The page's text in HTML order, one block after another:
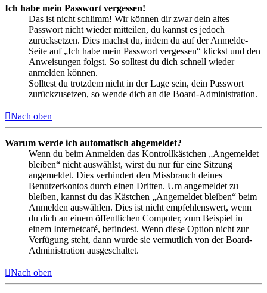
Ich habe mein Passwort vergessen!
Das ist nicht schlimm! Wir können dir zwar dein altes
Passwort nicht wieder mitteilen, du kannst es jedoch
zurücksetzen. Dies machst du, indem du auf der Anmelde-
Seite auf „Ich habe mein Passwort vergessen“ klickst und den
Anweisungen folgst. So solltest du dich schnell wieder
anmelden können.
Solltest du trotzdem nicht in der Lage sein, dein Passwort
zurückzusetzen, so wende dich an die Board-Administration.
Nach oben
Warum werde ich automatisch abgemeldet?
Wenn du beim Anmelden das Kontrollkästchen „Angemeldet
bleiben“ nicht auswählst, wirst du nur für eine Sitzung
angemeldet. Dies verhindert den Missbrauch deines
Benutzerkontos durch einen Dritten. Um angemeldet zu
bleiben, kannst du das Kästchen „Angemeldet bleiben“ beim
Anmelden auswählen. Dies ist nicht empfehlenswert, wenn
du dich an einem öffentlichen Computer, zum Beispiel in
einem Internetcafé, befindest. Wenn diese Option nicht zur
Verfügung steht, dann wurde sie vermutlich von der Board-
Administration ausgeschaltet.
Nach oben